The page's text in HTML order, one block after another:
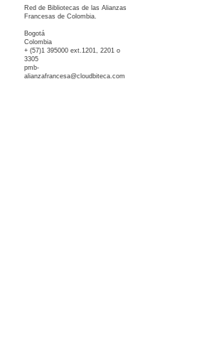
Red de Bibliotecas de las Alianzas
Francesas de Colombia.
Bogotá
Colombia
+ (57)1 395000 ext.1201, 2201 o
3305
pmb-
alianzafrancesa@cloudbiteca.com